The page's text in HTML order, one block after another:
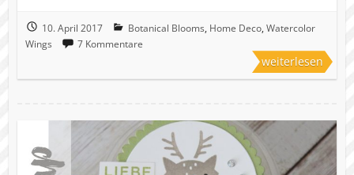
10. April 2017 Botanical Blooms, Home Deco, Watercolor
Wings
7 Kommentare
weiterlesen